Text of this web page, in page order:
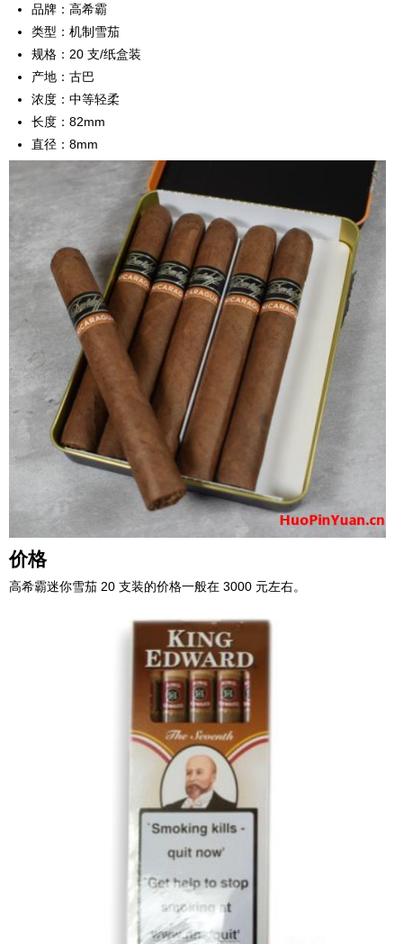
品牌：高希霸
类型：机制雪茄
规格：20 支/纸盒装
产地：古巴
浓度：中等轻柔
长度：82mm
直径：8mm
价格
高希霸迷你雪茄 20 支装的价格一般在 3000 元左右。